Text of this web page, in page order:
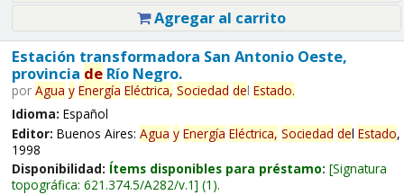
Agregar al carrito
Estación transformadora San Antonio Oeste,
provincia deRío Negro.
por Agua y Energía Eléctrica, Sociedad del Estado.
Idioma: Español
Editor: Buenos Aires: Agua y Energía Eléctrica, Sociedad del Estado,
1998
Disponibilidad: Ítems disponibles para préstamo: Signatura
topográfica: 621.374.5/A282/v.1 (1).